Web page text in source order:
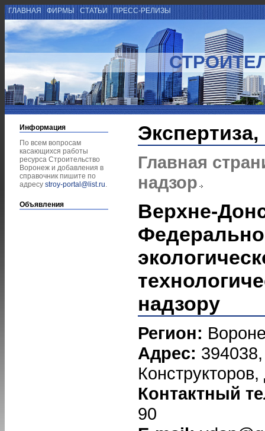
ГЛАВНАЯ ФИРМЫ СТАТЬИ ПРЕСС-РЕЛИЗЫ
Информация
По всем вопросам
касающихся работы
ресурса Строительство
Воронеж и добавления в
справочник пишите по
адресу stroy-portal@list.ru.
Объявления
Главная
надзор
Верхне-
надзору
Регион:
Адрес:
Контактный
90